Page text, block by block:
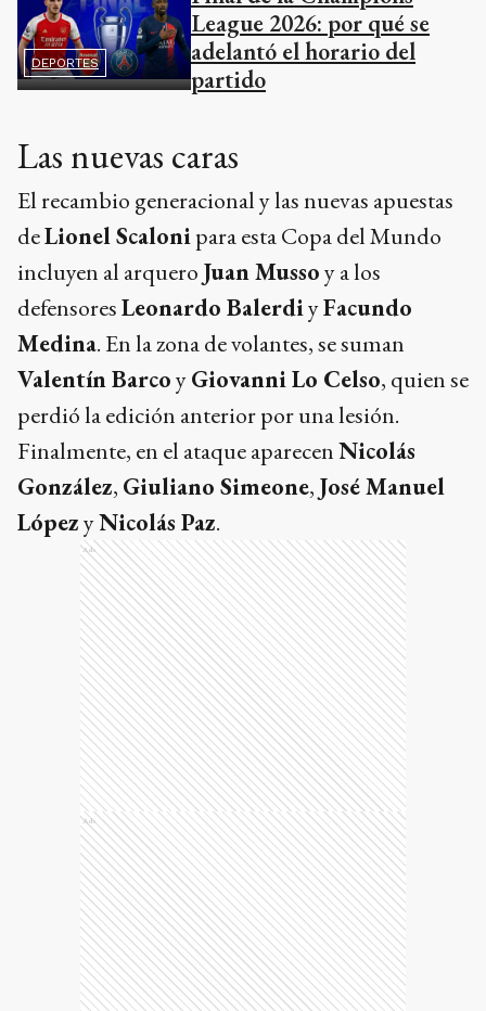
DEPORTES
League 2026: por qué se
adelantó el horario del
partido
Las nuevas caras
El recambio generacional y las nuevas apuestas
deLionel Scalonipara esta Copa del Mundo
incluyen al arquero Juan Mussoy a los
defensoresLeonardo BalerdiyFacundo
Medina. En la zona de volantes, se suman
Valentín BarcoyGiovanni Lo Celso, quien se
perdió la edición anterior por una lesión.
Finalmente, en el ataque aparecenNicolás
González, Giuliano Simeone, José Manuel
LópezyNicolás Paz.
Ads
Ads